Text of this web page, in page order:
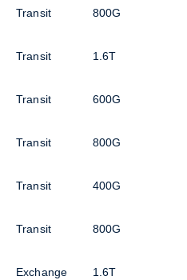
Transit 800G
Transit 1.6T
Transit 600G
Transit 800G
Transit 400G
Transit 800G
Exchange 1.6T